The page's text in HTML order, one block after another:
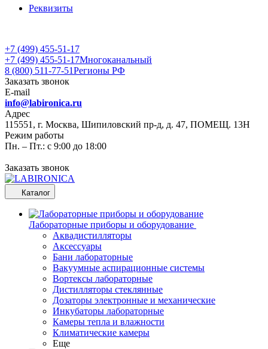
Реквизиты
+7 (499) 455-51-17
+7 (499) 455-51-17Многоканальный
8 (800) 511-77-51Регионы РФ
Заказать звонок
E-mail
info@labironica.ru
Адрес
115551, г. Москва, Шипиловский пр-д, д. 47, ПОМЕЩ. 13Н
Режим работы
Пн. – Пт.: с 9:00 до 18:00
Заказать звонок
Каталог
Лабораторные приборы и оборудование
Аквадистилляторы
Аксессуары
Бани лабораторные
Вакуумные аспирационные системы
Вортексы лабораторные
Дистилляторы стеклянные
Дозаторы электронные и механические
Инкубаторы лабораторные
Камеры тепла и влажности
Климатические камеры
Еще